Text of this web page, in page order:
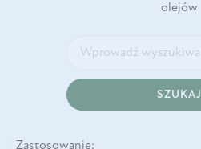
olejów
SZUKAJ
Zastosowanie: